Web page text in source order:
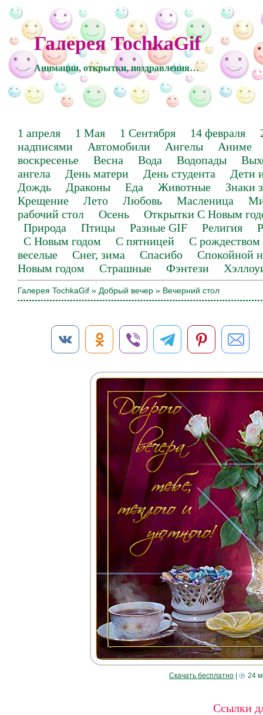
Галерея TochkaGif
Анимации, открытки, поздравления…
1 апреля 1 Мая 1 Сентября 14 февраля
надписями
Автомобили Ангелы
Аниме
воскресенье
Весна Вода Водопады
ангела
День матери День студента
Дети
Дождь
Драконы Еда Животные
Знаки
Крещение
Лето Любовь Масленица
рабочий стол
Осень
Открытки С Новым
Природа
Птицы Разные GIF Религия
С Новым годом
С пятницей
С рождеством
веселые
Снег, зима Спасибо
Спокойной
Новым годом
Страшные Фэнтези
Галерея TochkaGif » Добрый вечер » Вечерний стол
Скачать бесплатно 24
Ссылки